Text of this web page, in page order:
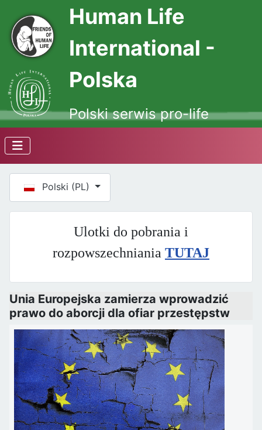
Human Life
International -
Polska
Polski serwis pro-life
Wybierz swój język
Polski (PL)
Ulotki do pobrania i
rozpowszechniania TUTAJ
Unia Europejska zamierza wprowadzić
prawo do aborcji dla ofiar przestępstw